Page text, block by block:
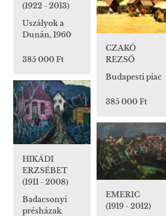
(1922 - 2013)
Uszályok a
Dunán, 1960
385 000 Ft
CZAKÓ
REZSŐ
Budapesti piac
385 000 Ft
HIKÁDI
ERZSÉBET
(1911 - 2008)
Badacsonyi
présházak
EMERIC
(1919 - 2012)